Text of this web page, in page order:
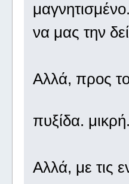
να μας την
Αλλά, προς
πυξίδα.
Αλλά, με τις